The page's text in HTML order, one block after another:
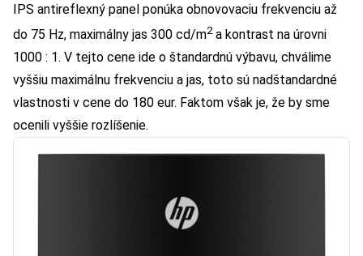
IPS antireflexný panel ponúka obnovovaciu frekvenciu až
do 75 Hz, maximálny jas 300 cd/m2a kontrast na úrovni
1000 : 1. V tejto cene ide o štandardnú výbavu, chválime
vyššiu maximálnu frekvenciu a jas, toto sú nadštandardné
vlastnosti v cene do 180 eur. Faktom však je, že by sme
ocenili vyššie rozlíšenie.